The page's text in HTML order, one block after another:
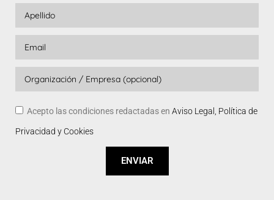
Acepto las condiciones redactadas en Aviso Legal, Política de
Privacidad y Cookies
ENVIAR